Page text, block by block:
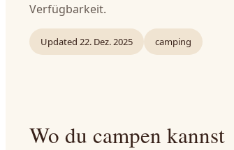
Verfügbarkeit.
Updated 22. Dez. 2025 camping
Wo du campen kannst